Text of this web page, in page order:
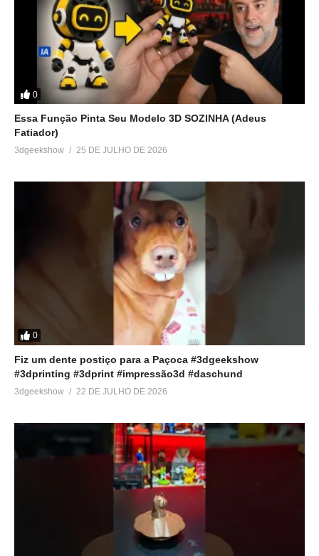
Relacionado
5 DICAS pra fazer ACTION
FIGURES com IMPRESSÃO
11 de junho de 2022
dinheiro"
AUMENTE o VALOR
percebido da sua
IMPRESSÃO 3D | Ender 3 |
Ganhar dinheiro
Em "Dicas"
na sua IMPRESSORA 3D |
0
Essa Função Pinta Seu Modelo 3D SOZINHA (Adeus
Fatiador)
3dgeekshow 25 DE JULHO DE 2026
0
Fiz um dente postiço para a Paçoca #3dgeekshow
#3dprinting #3dprint #impressão3d #daschund
3dgeekshow 22 DE JULHO DE 2026